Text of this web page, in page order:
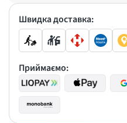
Швидка доставка:
Приймаємо: